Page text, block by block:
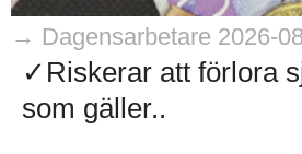
→ Dagensarbetare 2026-
✓Riskerar att förlora
som gäller..